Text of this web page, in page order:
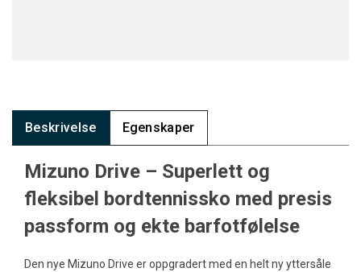
Beskrivelse Egenskaper
Mizuno Drive – Superlett og
fleksibel bordtennissko med presis
passform og ekte barfotfølelse
Den nye Mizuno Drive er oppgradert med en helt ny yttersåle